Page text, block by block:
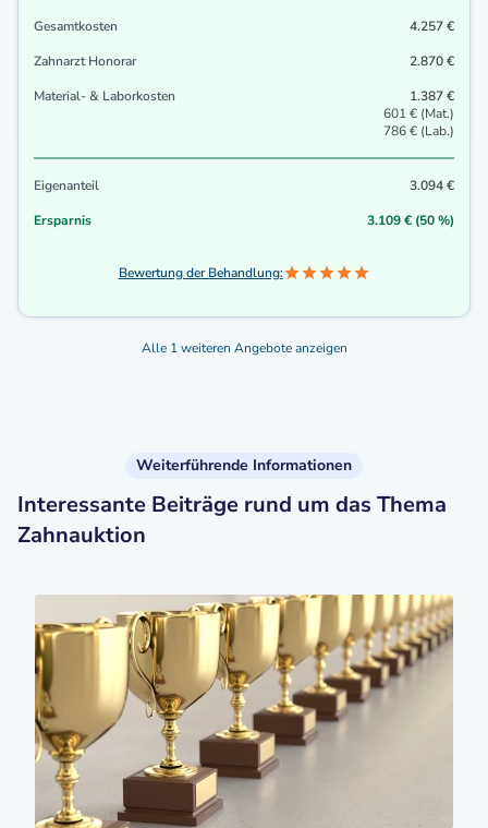
Gesamtkosten
4.257 €
Zahnarzt Honorar
2.870 €
Material- & Laborkosten
1.387 €
601 € (Mat.)
786 € (Lab.)
Eigenanteil
3.094 €
Ersparnis
3.109 € (50 %)
Bewertung der Behandlung:
Alle 1 weiteren Angebote anzeigen
Weiterführende Informationen
Interessante Beiträge rund um das Thema
Zahnauktion